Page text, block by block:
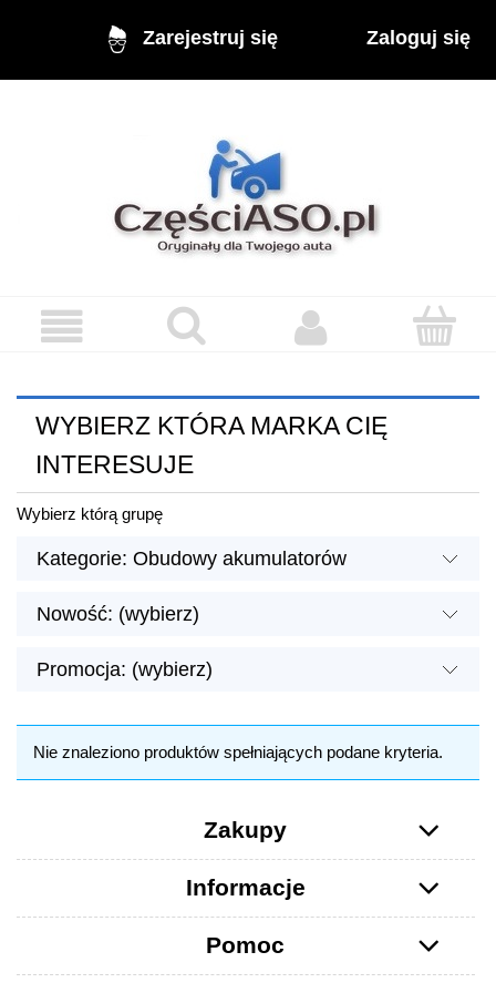
Zarejestruj się Zaloguj się
WYBIERZ KTÓRA MARKA CIĘ
INTERESUJE
Wybierz którą grupę
Kategorie: Obudowy akumulatorów
Nowość: (wybierz)
Promocja: (wybierz)
Nie znaleziono produktów spełniających podane kryteria.
Zakupy
Informacje
Pomoc